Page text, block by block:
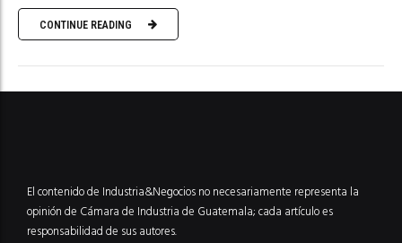
CONTINUE READING
El contenido de Industria&Negocios no necesariamente representa la
opinión de Cámara de Industria de Guatemala; cada artículo es
responsabilidad de sus autores.